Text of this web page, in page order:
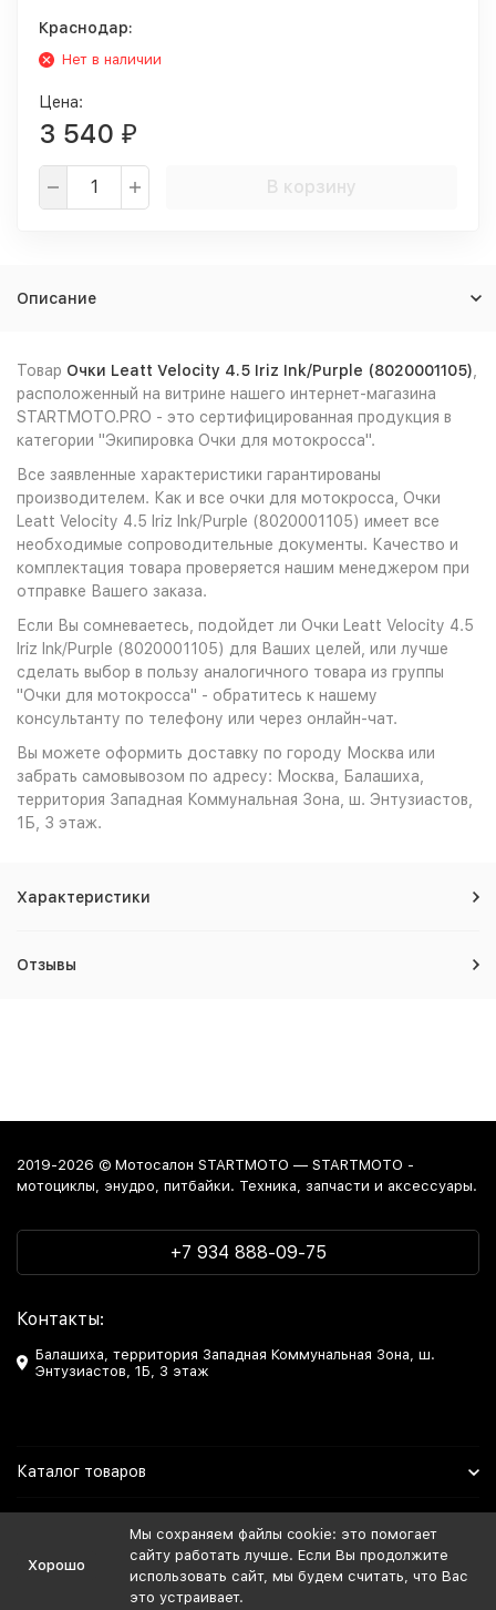
Краснодар:
Нет в наличии
Цена:
3 540 ₽
В корзину
Описание
Товар Очки Leatt Velocity 4.5 Iriz Ink/Purple (8020001105)
расположенный на витрине нашего интернет-магазина
STARTMOTO.PRO - это сертифицированная продукция в
категории "Экипировка Очки для мотокросса".
Все заявленные характеристики гарантированы
производителем. Как и все очки для мотокросса, Очки
Leatt Velocity 4.5 Iriz Ink/Purple (8020001105) имеет все
необходимые сопроводительные документы. Качество и
комплектация товара проверяется нашим менеджером при
отправке Вашего заказа.
Если Вы сомневаетесь, подойдет ли Очки Leatt Velocity 4.5
Iriz Ink/Purple (8020001105) для Ваших целей, или лучше
сделать выбор в пользу аналогичного товара из группы
"Очки для мотокросса" - обратитесь к нашему
консультанту по телефону или через онлайн-чат.
Вы можете оформить доставку по городу Москва или
забрать самовывозом по адресу: Москва, Балашиха,
территория Западная Коммунальная Зона, ш. Энтузиастов,
1Б, 3 этаж.
Характеристики
Отзывы
2019-2026 © Мотосалон STARTMOTO — STARTMOTO -
мотоциклы, энудро, питбайки. Техника, запчасти и аксессуары.
+7 934 888-09-75
Контакты:
Балашиха, территория Западная Коммунальная Зона, ш.
Энтузиастов, 1Б, 3 этаж
Каталог товаров
Мы в Соцсетях
Хорошо
Мы сохраняем файлы cookie: это помогает
сайту работать лучше. Если Вы продолжите
использовать сайт, мы будем считать, что Вас
это устраивает.